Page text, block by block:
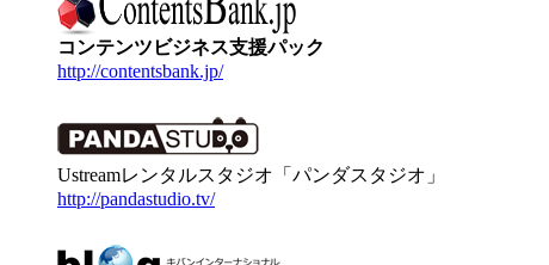
コンテンツビジネス支援パック
http://contentsbank.jp/
Ustreamレンタルスタジオ「パンダスタジオ」
http://pandastudio.tv/